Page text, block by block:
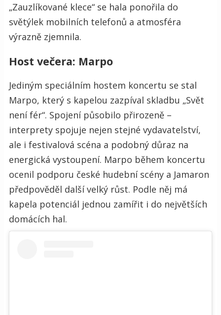
„Zauzlíkované klece“ se hala ponořila do
světýlek mobilních telefonů a atmosféra
výrazně zjemnila.
Host večera: Marpo
Jediným speciálním hostem koncertu se stal
Marpo, který s kapelou zazpíval skladbu „Svět
není fér“. Spojení působilo přirozeně –
interprety spojuje nejen stejné vydavatelství,
ale i festivalová scéna a podobný důraz na
energická vystoupení. Marpo během koncertu
ocenil podporu české hudební scény a Jamaron
předpověděl další velký růst. Podle něj má
kapela potenciál jednou zamířit i do největších
domácích hal.